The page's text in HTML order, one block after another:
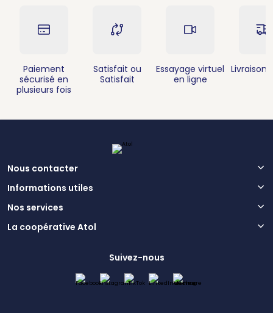
Paiement
sécurisé en
plusieurs fois
Satisfait ou
Satisfait
Essayage virtuel
en ligne
Livraison
Nous contacter
Informations utiles
Nos services
La coopérative Atol
Suivez-nous